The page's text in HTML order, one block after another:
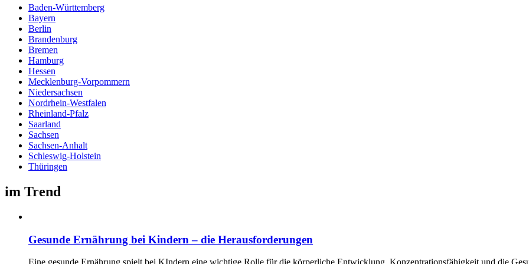
Baden-Württemberg
Bayern
Berlin
Brandenburg
Bremen
Hamburg
Hessen
Mecklenburg-Vorpommern
Niedersachsen
Nordrhein-Westfalen
Rheinland-Pfalz
Saarland
Sachsen
Sachsen-Anhalt
Schleswig-Holstein
Thüringen
im Trend
Gesunde Ernährung bei Kindern – die Herausforderungen